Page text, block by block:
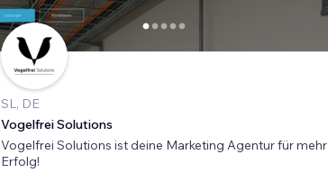
SL, DE
Vogelfrei Solutions
Vogelfrei Solutions ist deine Marketing Agentur für mehr
Erfolg!